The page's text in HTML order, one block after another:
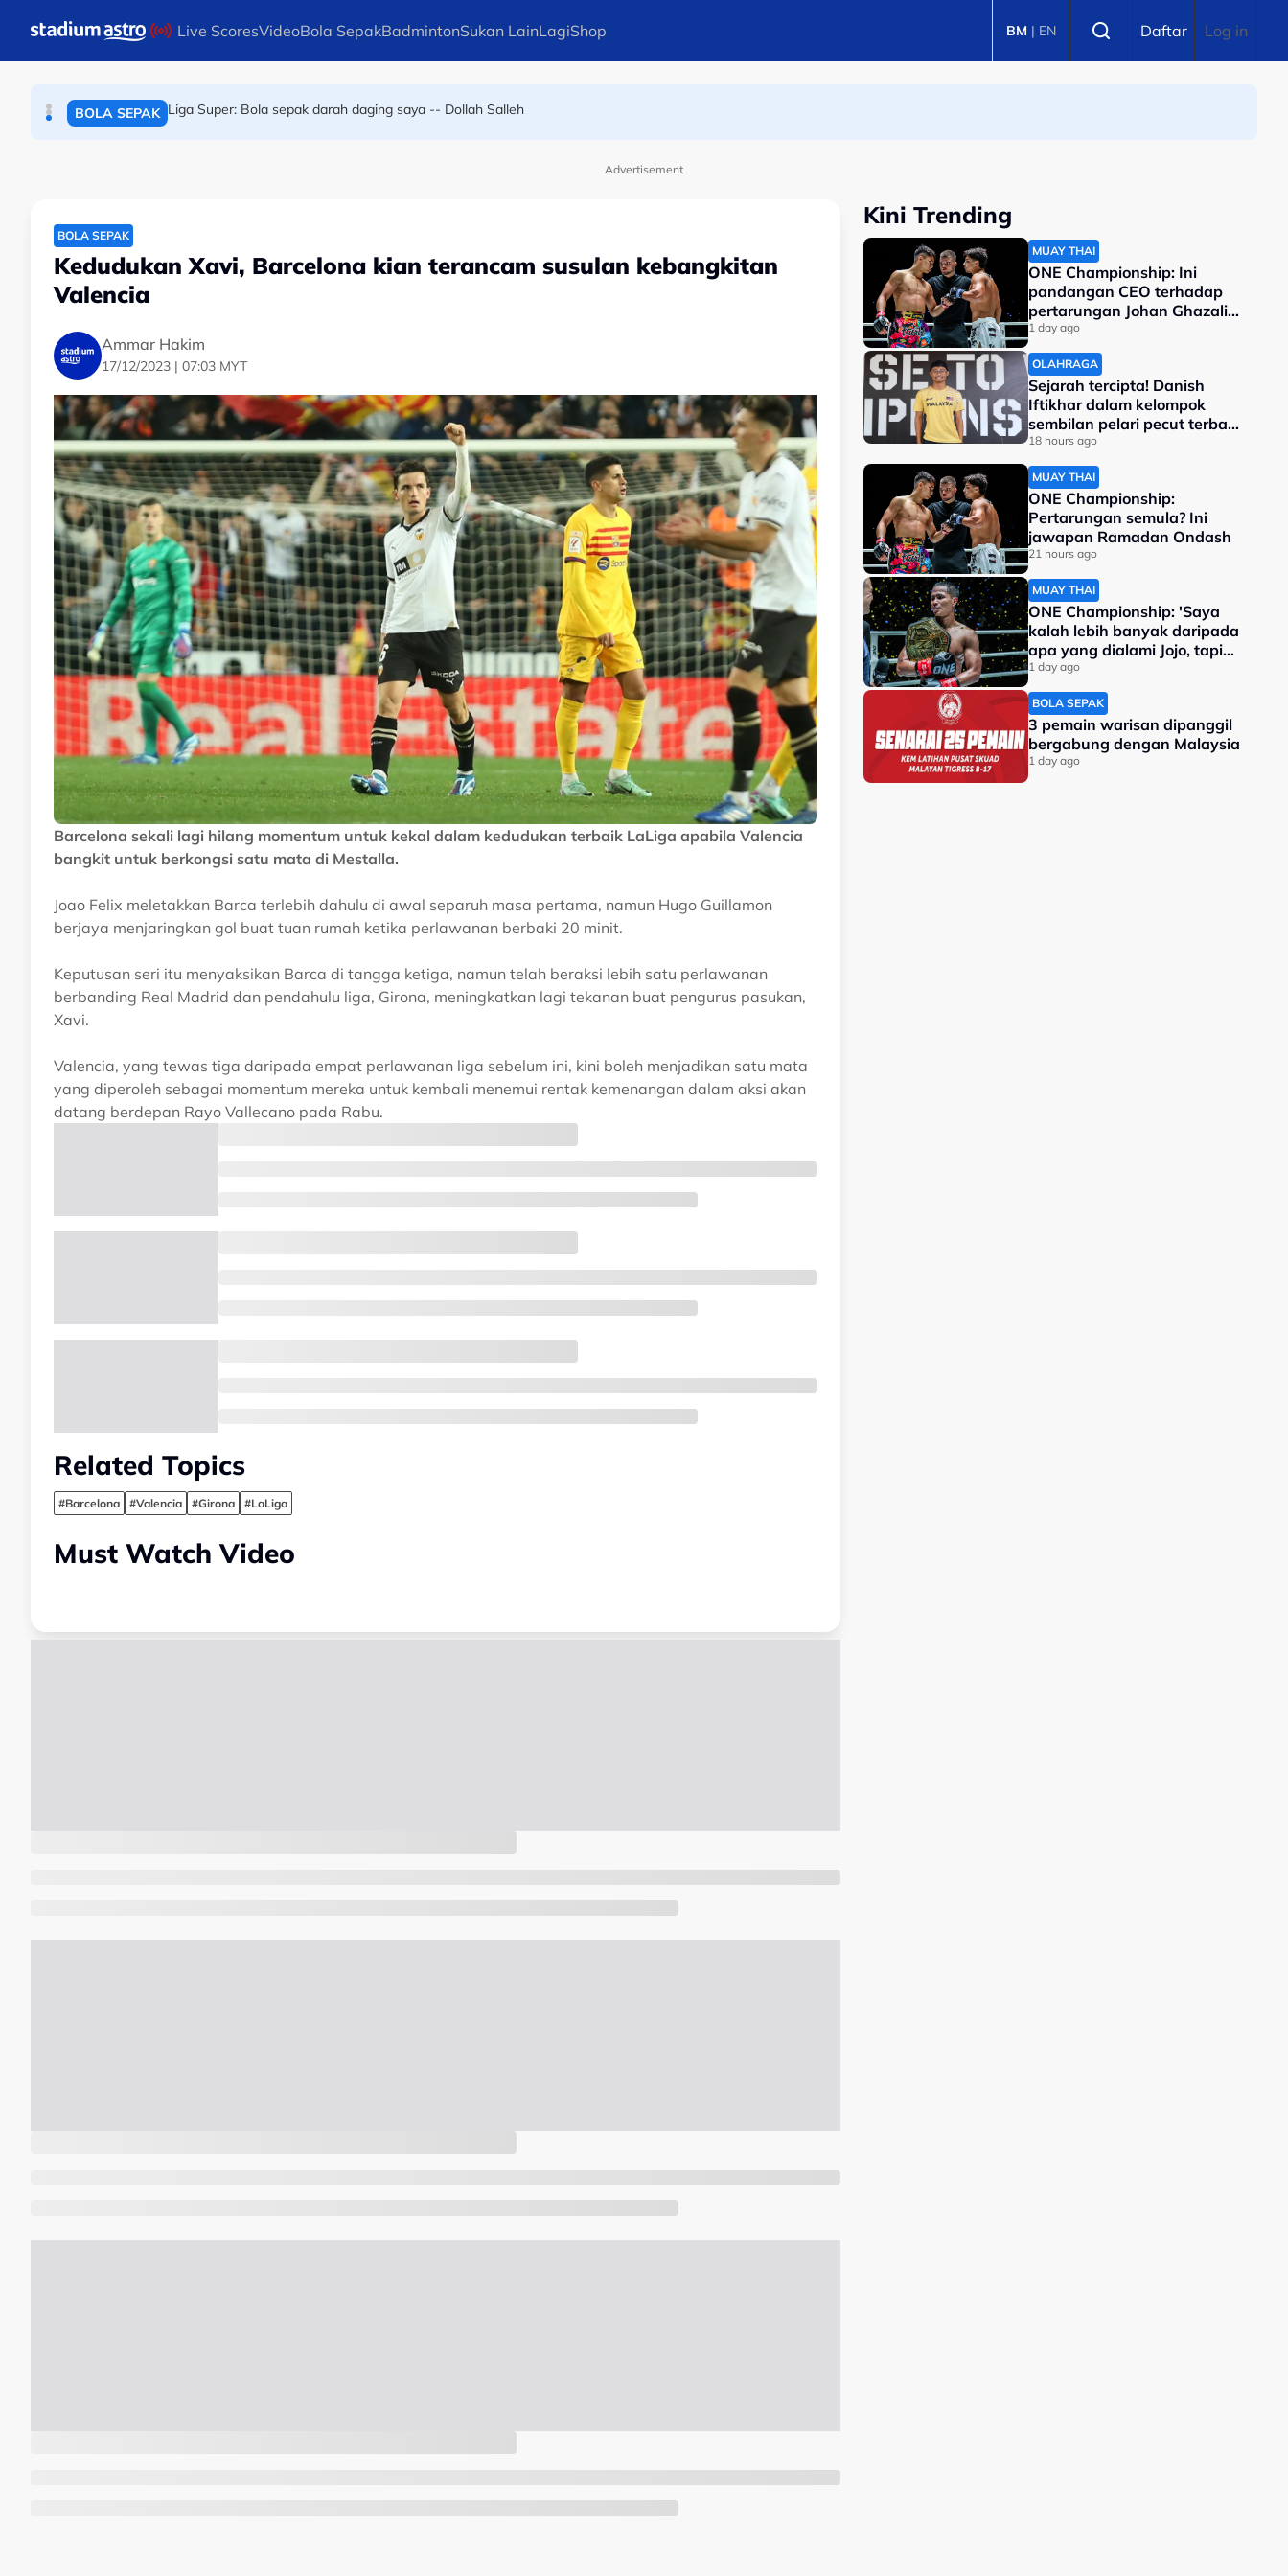
Live ScoresVideoBola SepakBadmintonSukan LainLagiShop BM | EN Daftar Log in
BOLA SEPAK
BOLA SEPAK Liga Super: Bola sepak darah daging saya -- Dollah Salleh
Advertisement
BOLA SEPAK
Kedudukan Xavi, Barcelona kian terancam susulan kebangkitan
Valencia
Ammar Hakim
17/12/2023 | 07:03 MYT
Barcelona sekali lagi hilang momentum untuk kekal dalam kedudukan terbaik LaLiga apabila Valencia
bangkit untuk berkongsi satu mata di Mestalla.
Joao Felix meletakkan Barca terlebih dahulu di awal separuh masa pertama, namun Hugo Guillamon
berjaya menjaringkan gol buat tuan rumah ketika perlawanan berbaki 20 minit.
Keputusan seri itu menyaksikan Barca di tangga ketiga, namun telah beraksi lebih satu perlawanan
berbanding Real Madrid dan pendahulu liga, Girona, meningkatkan lagi tekanan buat pengurus pasukan,
Xavi.
Valencia, yang tewas tiga daripada empat perlawanan liga sebelum ini, kini boleh menjadikan satu mata
yang diperoleh sebagai momentum mereka untuk kembali menemui rentak kemenangan dalam aksi akan
datang berdepan Rayo Vallecano pada Rabu.
Related Topics
#Barcelona #Valencia #Girona #LaLiga
Must Watch Video
Kini Trending
MUAY THAI
ONE Championship: Ini
pandangan CEO terhadap
pertarungan Johan Ghazali-
Ramadan Ondash
1 day ago
OLAHRAGA
Sejarah tercipta! Danish
Iftikhar dalam kelompok
sembilan pelari pecut terbaik
dunia
18 hours ago
MUAY THAI
ONE Championship:
Pertarungan semula? Ini
jawapan Ramadan Ondash
21 hours ago
MUAY THAI
ONE Championship: 'Saya
kalah lebih banyak daripada
apa yang dialami Jojo, tapi
saya jadi juara dunia'
1 day ago
BOLA SEPAK
3 pemain warisan dipanggil
bergabung dengan Malaysia
1 day ago